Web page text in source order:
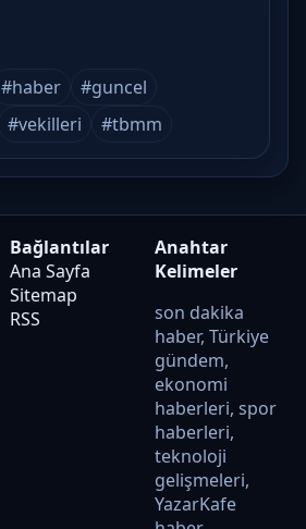
#haber
#guncel
#vekilleri #tbmm
Bağlantılar
Ana Sayfa
Sitemap
RSS
Anahtar
Kelimeler
son dakika
haber, Türkiye
gündem,
ekonomi
haberleri, spor
haberleri,
teknoloji
gelişmeleri,
YazarKafe